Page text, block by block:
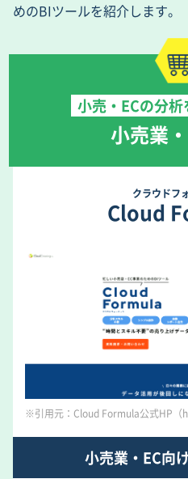
めのBIツールを紹介します。
小売・ECの分
小売業
クラウドフ
Cloud
※引用元：Cloud Formula公式HP（
小売業・EC向